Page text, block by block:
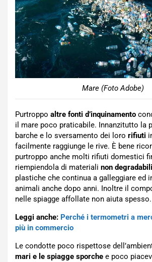
Mare (Foto Adobe)
Purtroppo altre fonti d’inquinamento
il mare poco praticabile. Innanzitutto la
barche e lo sversamento dei loro rifiuti
facilmente raggiunge le rive. È bene
purtroppo anche molti rifiuti domestici
riempiendola di materiali non degradabili
plastiche che continua a galleggiare ed
animali anche dopo anni. Inoltre il
nelle spiagge affollate non aiuta spesso.
Leggi anche: Perché i termometri a
più in commercio
Le condotte poco rispettose
mari e le spiagge sporche e poco